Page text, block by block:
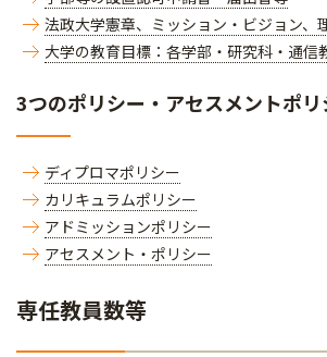
法政大学憲章、ミッション・ビジョン、
大学の教育目標：各学部・研究科・通信
3つのポリシー・アセスメントポリ
ディプロマポリシー
カリキュラムポリシー
アドミッションポリシー
アセスメント・ポリシー
専任教員数等